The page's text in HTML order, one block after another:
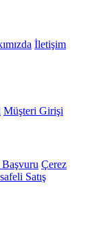
İletişim
Müşteri Girişi
Çerez
Satış